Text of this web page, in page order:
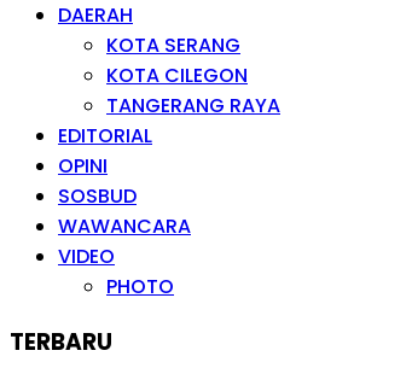
DAERAH
KOTA SERANG
KOTA CILEGON
TANGERANG RAYA
EDITORIAL
OPINI
SOSBUD
WAWANCARA
VIDEO
PHOTO
TERBARU